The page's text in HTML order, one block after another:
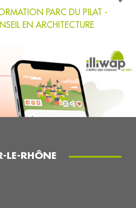
PARC DU PILAT -
EN ARCHITECTURE
LE-RHÔNE